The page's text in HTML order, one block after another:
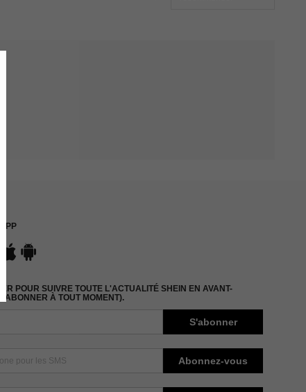
APP
POUR SUIVRE TOUTE L'ACTUALITÉ SHEIN EN AVANT-
À TOUT MOMENT).
S'abonner
Abonnez-vous